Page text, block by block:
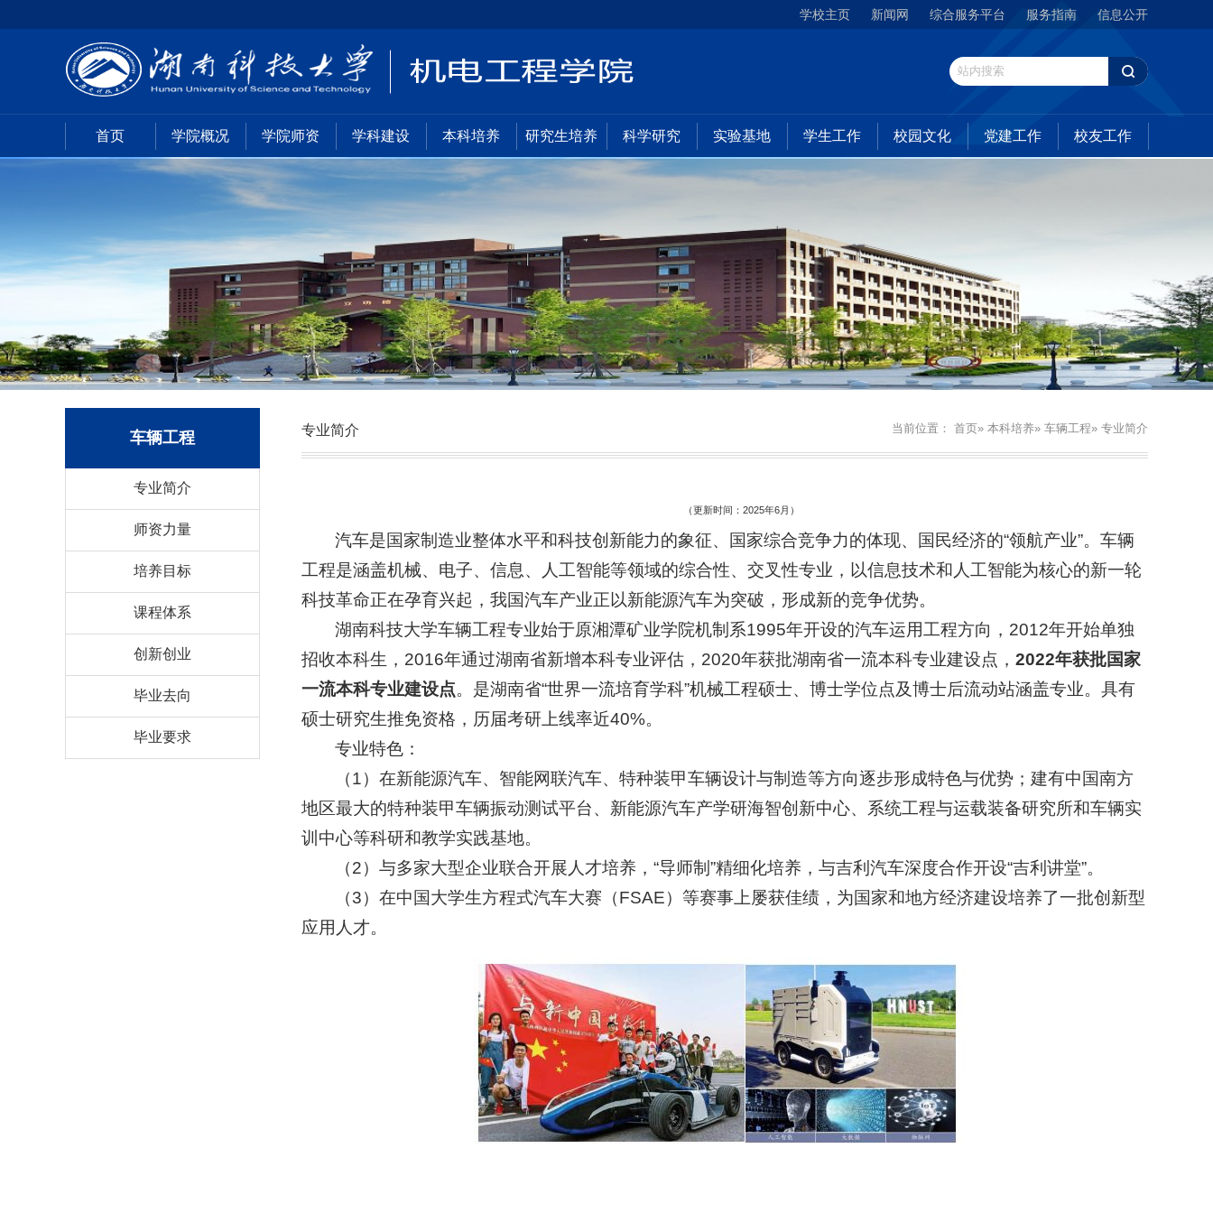
学校主页 新闻网 综合服务平台 服务指南 信息公开
首页 学院概况 学院师资 学科建设 本科培养 研究生培养 科学研究 实验基地 学生工作 校园文化 党建工作 校友工作
车辆工程
专业简介
师资力量
培养目标
课程体系
创新创业
毕业去向
毕业要求
当前位置： 首页» 本科培养» 车辆工程» 专业简介
专业简介
（更新时间：2025年6月）
汽车是国家制造业整体水平和科技创新能力的象征、国家综合竞争力的体现、国民经济的“领航产业”。车辆
工程是涵盖机械、电子、信息、人工智能等领域的综合性、交叉性专业，以信息技术和人工智能为核心的新一轮
科技革命正在孕育兴起，我国汽车产业正以新能源汽车为突破，形成新的竞争优势。
湖南科技大学车辆工程专业始于原湘潭矿业学院机制系1995年开设的汽车运用工程方向，2012年开始单独
招收本科生，2016年通过湖南省新增本科专业评估，2020年获批湖南省一流本科专业建设点， 2022年获批国家
一流本科专业建设点。是湖南省“世界一流培育学科”机械工程硕士、博士学位点及博士后流动站涵盖专业。具有
硕士研究生推免资格，历届考研上线率近40%。
专业特色：
（1）在新能源汽车、智能网联汽车、特种装甲车辆设计与制造等方向逐步形成特色与优势；建有中国南方
地区最大的特种装甲车辆振动测试平台、新能源汽车产学研海智创新中心、系统工程与运载装备研究所和车辆实
训中心等科研和教学实践基地。
（2）与多家大型企业联合开展人才培养，“导师制”精细化培养，与吉利汽车深度合作开设“吉利讲堂”。
（3）在中国大学生方程式汽车大赛（FSAE）等赛事上屡获佳绩，为国家和地方经济建设培养了一批创新型
应用人才。